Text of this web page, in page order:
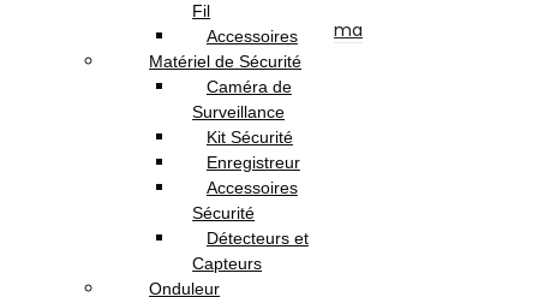
Ensemble Home Cinéma
Barre De Son
Casque & Écouteurs
Haut-Parleur
Radio – Réveil
Chaîne Stéréo
Microphone
Gros Electro Cuisine
Réfrigérateurs
Congélateurs
Fil
Accessoires
Matériel de Sécurité
Caméra de
Surveillance
Kit Sécurité
Enregistreur
Accessoires
Sécurité
Détecteurs et
Capteurs
Onduleur